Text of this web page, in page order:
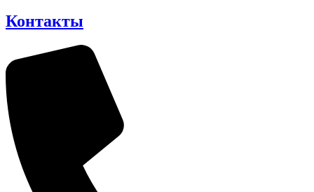
Контакты